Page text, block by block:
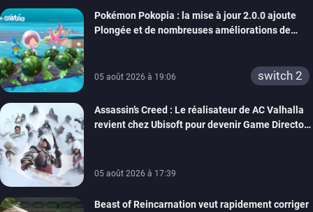
Pokémon Pokopia : la mise à jour 2.0.0 ajoute
Plongée et de nombreuses améliorations de
05 août 2026 à 19:06 switch 2
Assassin’s Creed : Le réalisateur de AC Valhalla
revient chez Ubisoft pour devenir Game Director
05 août 2026 à 17:39
Beast of Reincarnation veut rapidement corriger